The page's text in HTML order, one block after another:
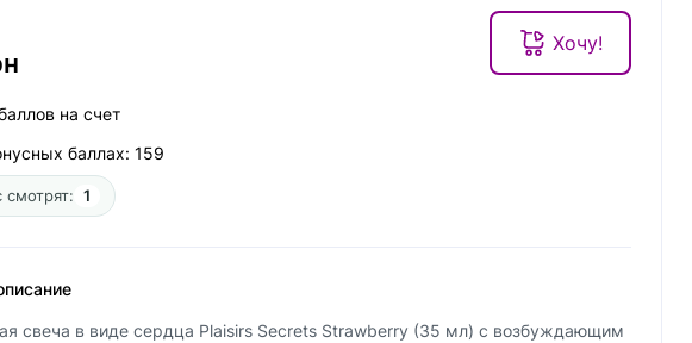
Хочу!
на счет
баллах: 159
смотрят: 1
свеча в виде сердца Plaisirs Secrets Strawberry (35 мл) с возбуждающим